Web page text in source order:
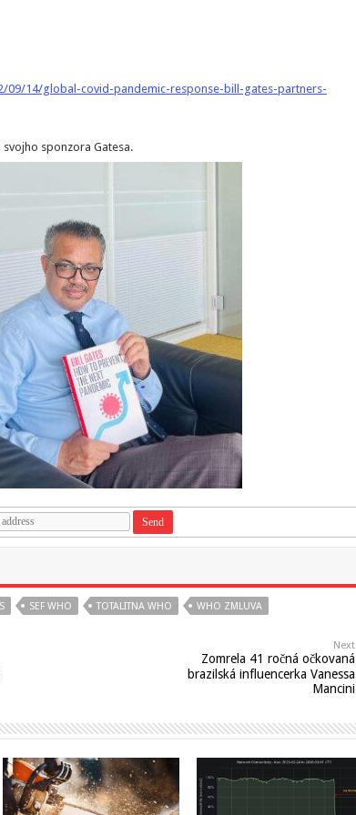
09/14/global-covid-pandemic-response-bill-gates-partners-
sponzora Gatesa.
SEF WHO TOTALITNA WHO WHO ZMLUVA
Next
Zomrela 41 ročná očkovaná
brazilská influencerka Vanessa
Mancini